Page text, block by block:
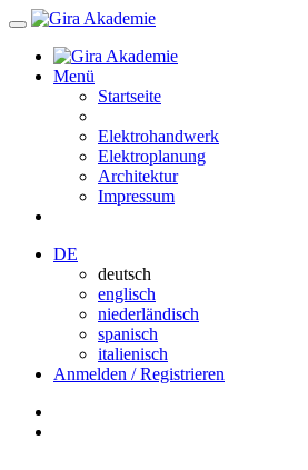
Menü
Startseite
Elektrohandwerk
Elektroplanung
Architektur
Impressum
DE
deutsch
englisch
niederländisch
spanisch
italienisch
Anmelden / Registrieren